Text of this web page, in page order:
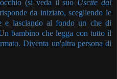
(si veda il suo Uscite dal
da iniziato, scegliendo le
e lasciando al fondo un che di
bambino che legga con tutto il
Diventa un'altra persona di